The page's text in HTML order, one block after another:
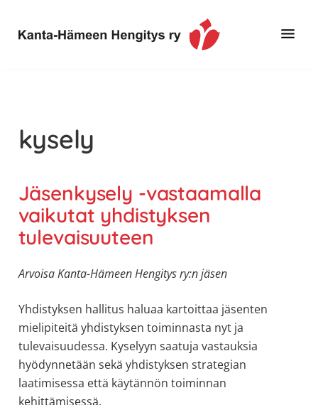
pääsisältöön
alatunnisteeseen
Hengitys
ry
erityisesti
jos
koskettaa
astma,
keuhkoahtaumatauti,uniapnea,
muut
huono
tai
allergiat.
K-
H
Hengitys
kysely
Jäsenkysely -vastaamalla
vaikutat yhdistyksen
tulevaisuuteen
Arvoisa Kanta-Hämeen Hengitys ry:n jäsen
Yhdistyksen hallitus haluaa kartoittaa jäsenten
mielipiteitä yhdistyksen toiminnasta nyt ja
tulevaisuudessa. Kyselyyn saatuja vastauksia
hyödynnetään sekä yhdistyksen strategian
laatimisessa että käytännön toiminnan
kehittämisessä.